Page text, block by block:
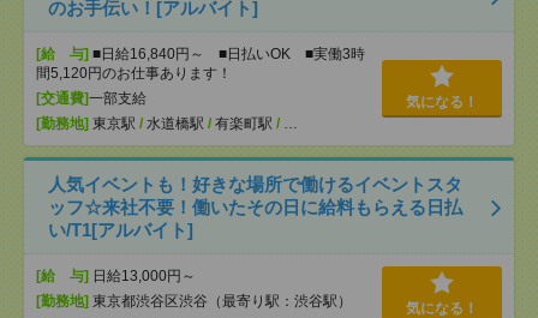
のお手伝い！[アルバイト]
[給 与] ■日給16,840円～ ■日払いOK ■実働3時
間5,120円のお仕事あります！
[交通費]一部支給
[勤務地] 東京駅 / 水道橋駅 / 有楽町駅 / …
気になる！
人気イベントも！好きな場所で働けるイベントスタ
ッフ☆来社不要！働いたその日に給料もらえる日払
い/T1[アルバイト]
[給 与] 日給13,000円～
[勤務地] 東京都渋谷区渋谷（最寄り駅：渋谷駅） 気になる！